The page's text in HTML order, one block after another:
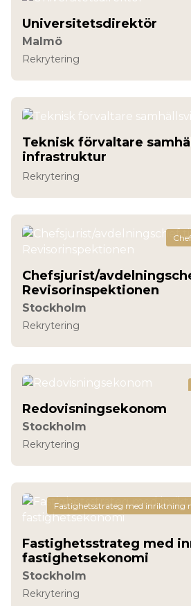
Universitetsdirektör
Malmö
Rekrytering
Teknisk förvaltare
infrastruktur
Rekrytering
Chefsjurist/
Revisorinspektionen
Stockholm
Rekrytering
Redovisningsekonom
Stockholm
Rekrytering
Fastighetsstrateg med inriktning
Fastighetsstrateg med
fastighetsekonomi
Stockholm
Rekrytering